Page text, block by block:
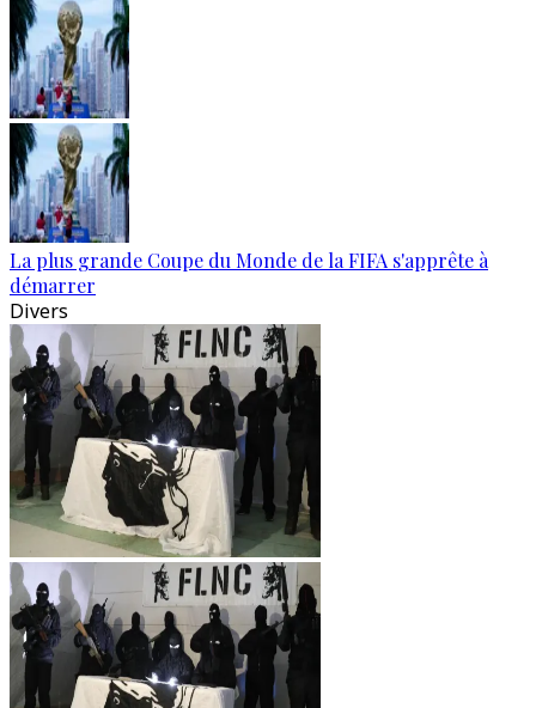
La plus grande Coupe du Monde de la FIFA s'apprête à
démarrer
Divers